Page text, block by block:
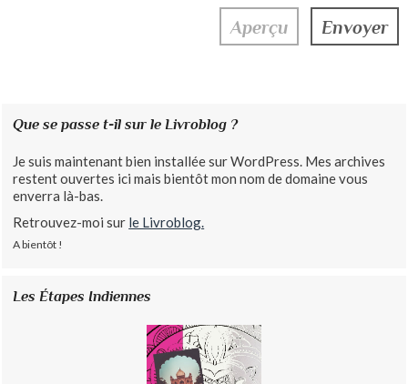
Que se passe t-il sur le Livroblog ?
Je suis maintenant bien installée sur WordPress. Mes archives
restent ouvertes ici mais bientôt mon nom de domaine vous
enverra là-bas.
Retrouvez-moi sur le Livroblog.
A bientôt !
Les Étapes Indiennes